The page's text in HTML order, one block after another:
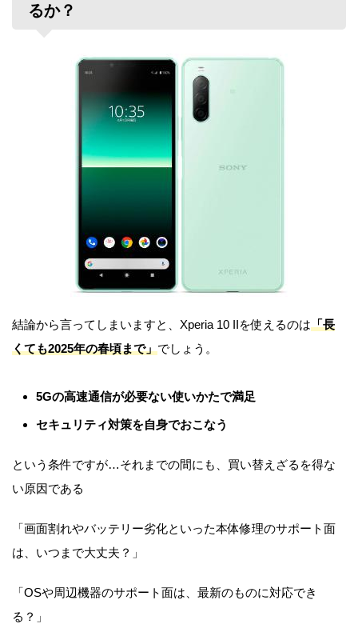
るか？
結論から言ってしまいますと、Xperia 10 IIを使えるのは「長
くても2025年の春頃まで」でしょう。
5Gの高速通信が必要ない使いかたで満足
セキュリティ対策を自身でおこなう
という条件ですが…それまでの間にも、買い替えざるを得な
い原因である
「画面割れやバッテリー劣化といった本体修理のサポート面
は、いつまで大丈夫？」
「OSや周辺機器のサポート面は、最新のものに対応でき
る？」